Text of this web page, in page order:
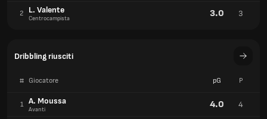
2 L. Valente
Centrocampista 3.0 3
Dribbling riusciti
# Giocatore pG P
1 A. Moussa
Avanti 4.0 4